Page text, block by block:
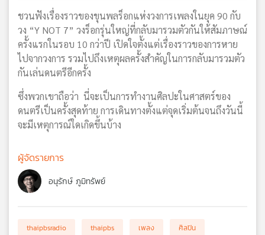
ชวนฟังเรื่องราวของขุนพลร็อกแห่งวงการเพลงในยุค 90 กับ
วง “Y NOT 7” วงร็อกรุ่นใหญ่ที่กลับมารวมตัวกันให้สัมภาษณ์
ครั้งแรกในรอบ 10 กว่าปี เปิดใจตั้งแต่เรื่องราวของการหาย
ไปจากวงการ รวมไปถึงเหตุผลครั้งสำคัญในการกลับมารวมตัว
กันเล่นดนตรีอีกครั้ง
ซึ่งพวกเขาถือว่า นี่จะเป็นการทำงานศิลปะในศาสตร์ของ
ดนตรีเป็นครั้งสุดท้าย การเดินทางตั้งแต่จุดเริ่มต้นจนถึงวันนี้
จะมีเหตุการณ์ใดเกิดขึ้นบ้าง
ผู้จัดรายการ
อนุรักษ์ ภูมิทรัพย์
thaipbsradio thaipbs เพลง
ศิลปิน